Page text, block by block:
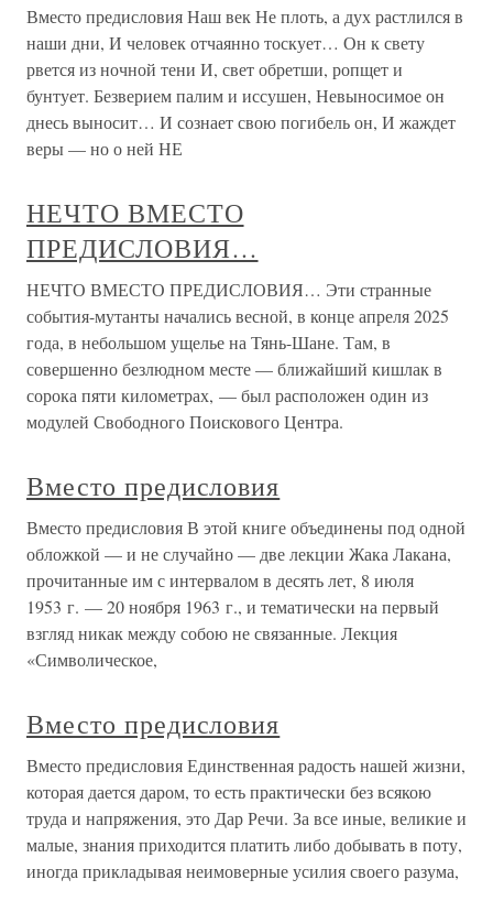
Вместо предисловия Наш век Не плоть, а дух растлился в
наши дни, И человек отчаянно тоскует… Он к свету
рвется из ночной тени И, свет обретши, ропщет и
бунтует. Безверием палим и иссушен, Невыносимое он
днесь выносит… И сознает свою погибель он, И жаждет
веры — но о ней НЕ
НЕЧТО ВМЕСТО
ПРЕДИСЛОВИЯ…
НЕЧТО ВМЕСТО ПРЕДИСЛОВИЯ… Эти странные
события-мутанты начались весной, в конце апреля 2025
года, в небольшом ущелье на Тянь-Шане. Там, в
совершенно безлюдном месте — ближайший кишлак в
сорока пяти километрах, — был расположен один из
модулей Свободного Поискового Центра.
Вместо предисловия
Вместо предисловия В этой книге объединены под одной
обложкой — и не случайно — две лекции Жака Лакана,
прочитанные им с интервалом в десять лет, 8 июля
1953 г. — 20 ноября 1963 г., и тематически на первый
взгляд никак между собою не связанные. Лекция
«Символическое,
Вместо предисловия
Вместо предисловия Единственная радость нашей жизни,
которая дается даром, то есть практически без всякою
труда и напряжения, это Дар Речи. За все иные, великие и
малые, знания приходится платить либо добывать в поту,
иногда прикладывая неимоверные усилия своего разума,